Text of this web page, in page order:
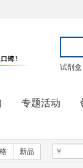
试剂盒
专题活动
新品